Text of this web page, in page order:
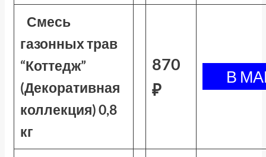
Смесь
газонных трав
“Коттедж”
(Декоративная
коллекция) 0,8
кг
870
₽